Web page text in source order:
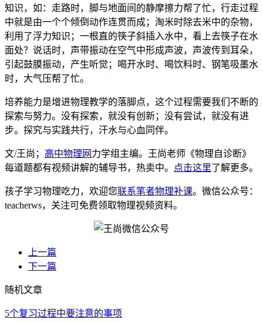
知识，如：走路时，脚与地面间的静摩擦力帮了忙，行走过程
中就是由一个个倾倒动作连贯而成；淘米时除去米中的杂物，
利用了浮力知识；一根直的筷子斜插入水中，看上去筷子在水
面处？说话时，声带振动在空气中形成声波，声波传到耳朵，
引起鼓膜振动，产生听觉；喝开水时、喝饮料时、钢笔吸墨水
时，大气压帮了忙。
培养能力是增进物理教学的落脚点，这个过程需要我们不断的
探索与努力。没有探索，就没有创新；没有尝试，就没有进
步。探究与实践共行，汗水与心血同伴。
文/王尚； 高中物理网 力学组主编。王尚老师《物理自诊断》
每道题都有视频讲解的辅导书，热卖中。
点击这里了解更多。
孩子学习物理吃力，欢迎您联系笔者物理补课。微信公众号：
teacherws，关注可免费领取物理视频资料。
上一篇
下一篇
随机文章
5个复习过程中要注意的事项